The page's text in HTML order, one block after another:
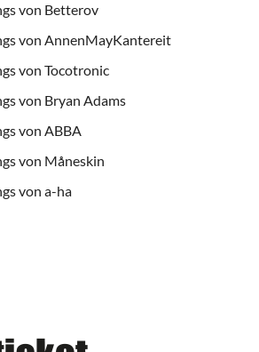
von Betterov
von AnnenMayKantereit
von Tocotronic
von Bryan Adams
von ABBA
von Måneskin
von a-ha